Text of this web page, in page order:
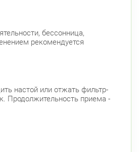
бессонница,
рекомендуется
настой или отжать фильтр-
Продолжительность приема -